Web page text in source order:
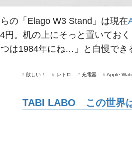
の「Elago W3 Stand」は現在
円。机の上にそっと置いてお
つは1984年にね…」と自慢でき
#Apple
# 充電器
# レトロ
# 欲しい！
TABI LABO この世界